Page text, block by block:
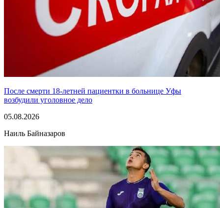
После смерти 18-летней пациентки в больнице Уфы
возбудили уголовное дело
05.08.2026
Наиль Байназаров